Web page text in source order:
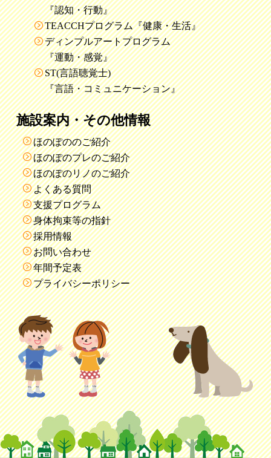
『認知・行動』
TEACCHプログラム『健康・生活』
ディンプルアートプログラム
『運動・感覚』
ST(言語聴覚士)
『言語・コミュニケーション』
施設案内・その他情報
ほのぽののご紹介
ほのぽのプレのご紹介
ほのぽのリノのご紹介
よくある質問
支援プログラム
身体拘束等の指針
採用情報
お問い合わせ
年間予定表
プライバシーポリシー